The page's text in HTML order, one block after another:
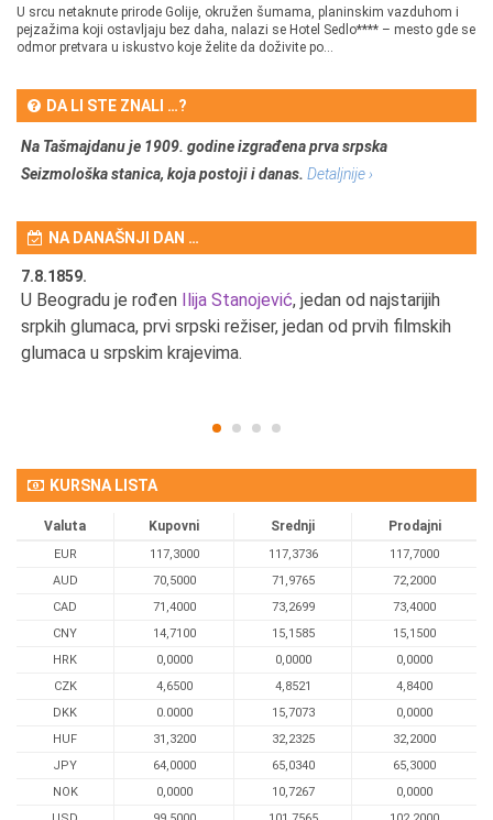
U srcu netaknute prirode Golije, okružen šumama, planinskim vazduhom i
pejzažima koji ostavljaju bez daha, nalazi se Hotel Sedlo**** – mesto gde se
odmor pretvara u iskustvo koje želite da doživite po...
DA LI STE ZNALI …?
Na Tašmajdanu je 1909. godine izgrađena prva srpska
Seizmološka stanica, koja postoji i danas. Detaljnije ›
NA DANAŠNJI DAN …
7.8.1859.
U Beogradu je rođen Ilija Stanojević, jedan od najstarijih
srpkih glumaca, prvi srpski režiser, jedan od prvih filmskih
glumaca u srpskim krajevima.
KURSNA LISTA
Valuta Kupovni Srednji Prodajni
EUR 117,3000 117,3736
117,7000
AUD
70,5000 71,9765
72,2000
CAD
71,4000 73,2699
73,4000
CNY
14,7100 15,1585
15,1500
HRK
0,0000 0,0000
0,0000
CZK
4,6500 4,8521
4,8400
DKK
0.0000 15,7073
0,0000
HUF
31,3200 32,2325
32,2000
JPY
64,0000 65,0340
65,3000
NOK
0,0000 10,7267
0,0000